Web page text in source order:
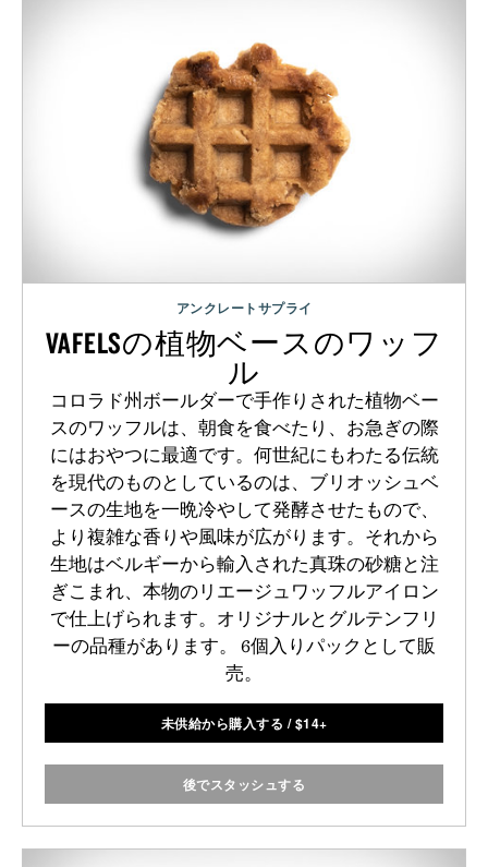
アンクレートサプライ
VAFELSの植物ベースのワッフ
ル
コロラド州ボールダーで手作りされた植物ベー
スのワッフルは、朝食を食べたり、お急ぎの際
にはおやつに最適です。何世紀にもわたる伝統
を現代のものとしているのは、ブリオッシュベ
ースの生地を一晩冷やして発酵させたもので、
より複雑な香りや風味が広がります。それから
生地はベルギーから輸入された真珠の砂糖と注
ぎこまれ、本物のリエージュワッフルアイロン
で仕上げられます。オリジナルとグルテンフリ
ーの品種があります。 6個入りパックとして販
売。
未供給から購入する /$14+
後でスタッシュする